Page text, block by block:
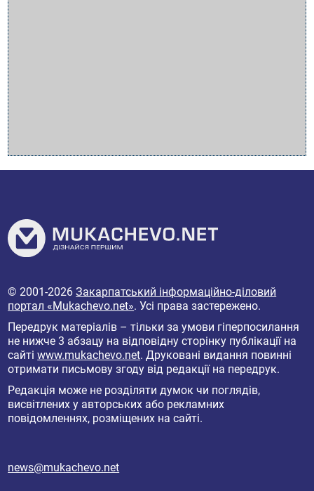
© 2001-2026Закарпатський інформаційно-діловий
портал «Mukachevo.net». Усі права застережено.
Передрук матеріалів – тільки за умови гіперпосилання
не нижче 3 абзацу на відповідну сторінку публікації на
сайтіwww.mukachevo.net. Друковані видання повинні
отримати письмову згоду від редакції на передрук.
Редакція може не розділяти думок чи поглядів,
висвітлених у авторських або рекламних
повідомленнях, розміщених на сайті.
news@mukachevo.net